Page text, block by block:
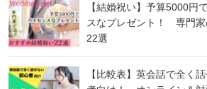
【結婚祝い】予算5000円
スなプレゼント！ 専門家
22選
【比較表】英会話で全く